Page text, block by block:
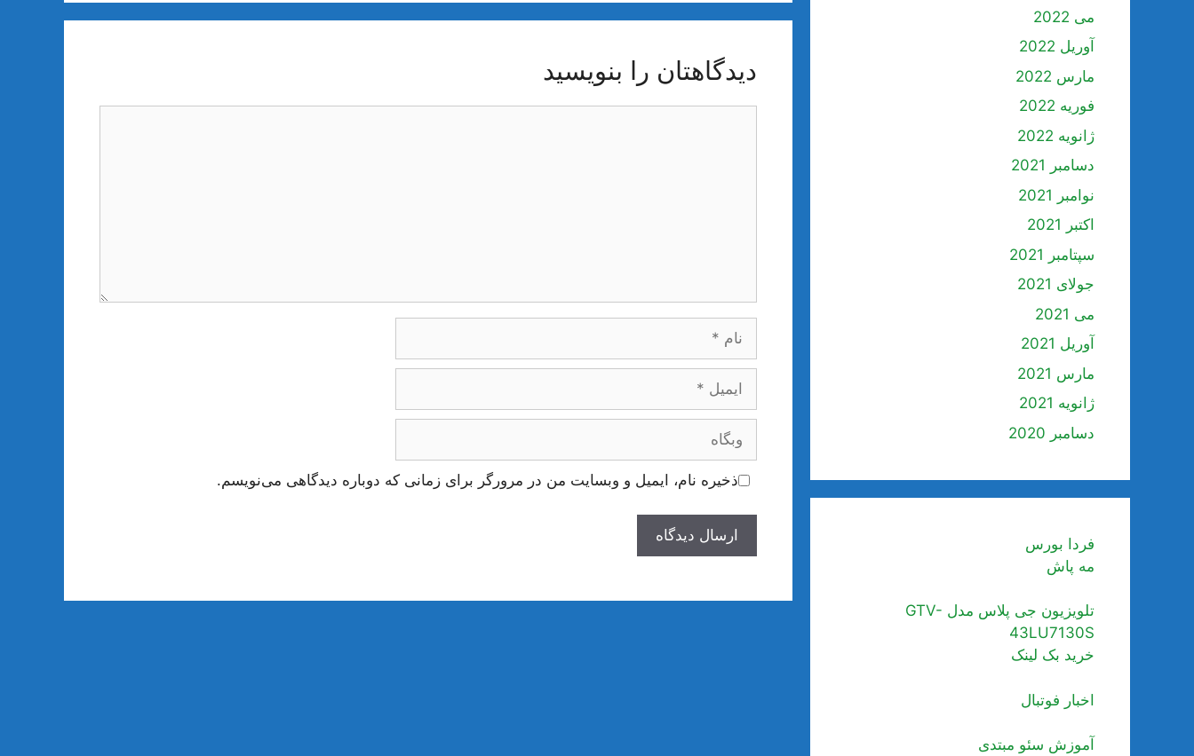
دیدگاهتان را بنویسید
ایمیل
وبگاه
ذخیره نام، ایمیل و وبسایت من در مرورگر برای زمانی که دوباره دیدگاهی می‌نویسم.
می 2022
آوریل 2022
مارس 2022
فوریه 2022
ژانویه 2022
دسامبر 2021
نوامبر 2021
اکتبر 2021
سپتامبر 2021
جولای 2021
می 2021
آوریل 2021
مارس 2021
ژانویه 2021
دسامبر 2020
فردا بورس
مه پاش
تلویزیون جی پلاس مدل GTV-
43LU7130S
خرید بک لینک
اخبار فوتبال
آموزش سئو مبتدی